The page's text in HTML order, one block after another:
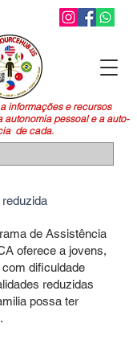
informações e recursos
pessoal e a auto-
de cada.
de Assistência
oferece a jovens,
dificuldade
reduzidas
possa ter